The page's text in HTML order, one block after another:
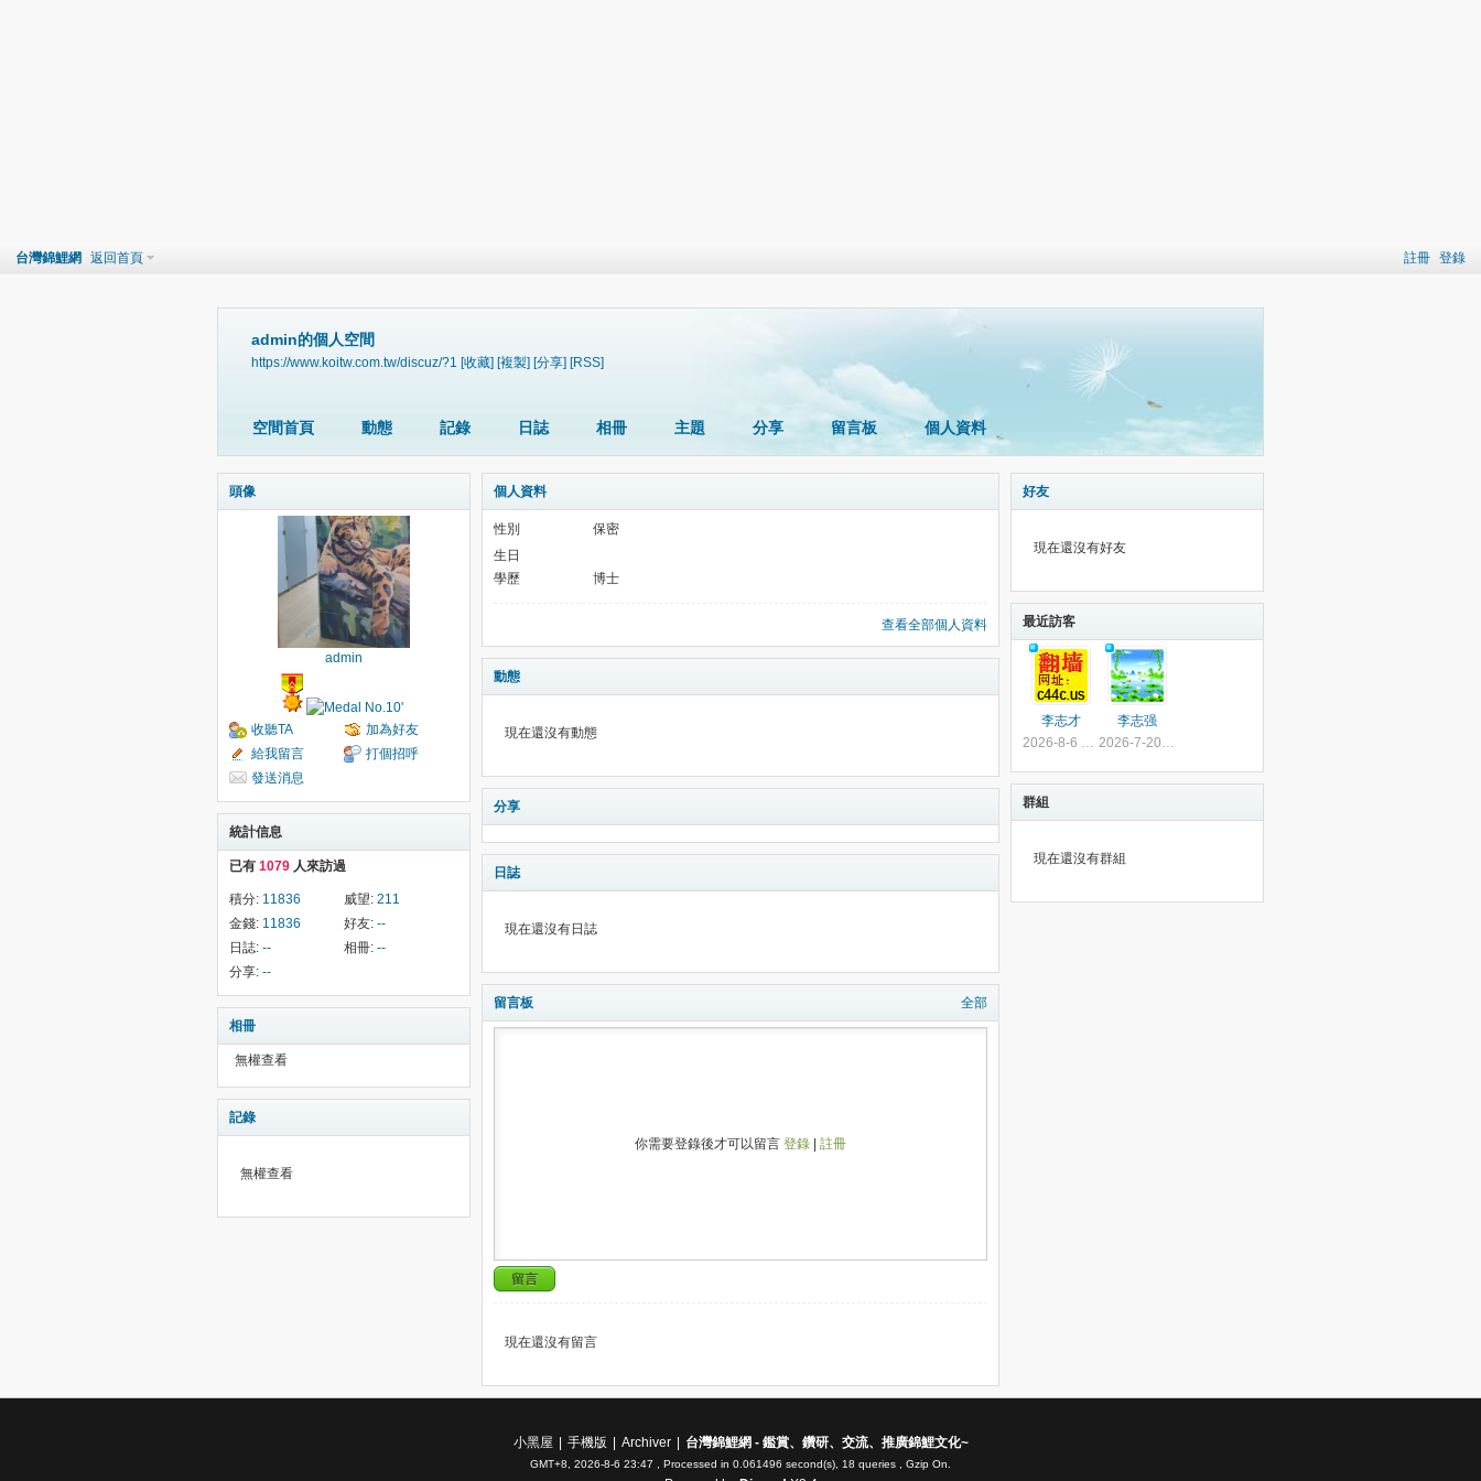
註冊 登錄
台灣錦鯉網 返回首頁
admin的個人空間
https://www.koitw.com.tw/discuz/?1 [收藏] [複製] [分享] [RSS]
空間首頁 動態 記錄 日誌 相冊 主題 分享 留言板 個人資料
頭像
admin
收聽TA
加為好友
給我留言
打個招呼
發送消息
統計信息
已有 1079 人來訪過
積分: 11836 威望: 211
金錢: 11836 好友: --
日誌: -- 相冊: --
分享: --
相冊
無權查看
記錄
無權查看
個人資料
性別
保密
生日
學歷
博士
查看全部個人資料
動態
現在還沒有動態
分享
日誌
現在還沒有日誌
留言板 全部
你需要登錄後才可以留言 登錄 註冊
留言
現在還沒有留言
好友
現在還沒有好友
最近訪客
李志才
2026-8-6 23:31
李志强
2026-7-20 16:18
群組
現在還沒有群組
小黑屋 手機版 Archiver 台灣錦鯉網 - 鑑賞、鑽研、交流、推廣錦鯉文化~
GMT+8, 2026-8-6 23:47 , Processed in 0.061496 second(s), 18 queries , Gzip On.